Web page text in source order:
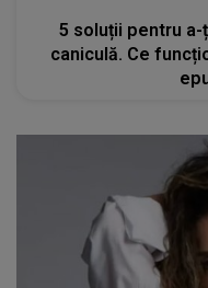
5 soluții pentru
caniculă. Ce